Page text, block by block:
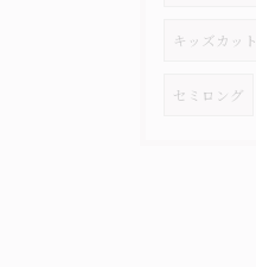
キッズカット
セミロング